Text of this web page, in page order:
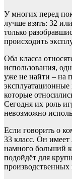
У многих перед
лучше взять: 32
только
происходить
Оба класса
использования,
уже не найти – на
эксплуатационные
которые
Сегодня их роль
невозможно
Если говорить о
33 класс. Он
намного больший
подойдёт для